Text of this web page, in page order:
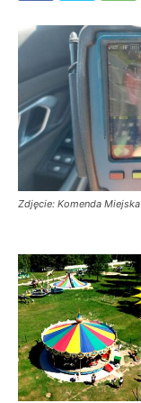
Zdjęcie: Komenda